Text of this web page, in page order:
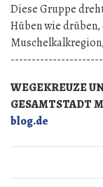
Diese Gruppe
Hüben wie drüben,
WEGEKREUZE
GESAMTSTADT
blog.de